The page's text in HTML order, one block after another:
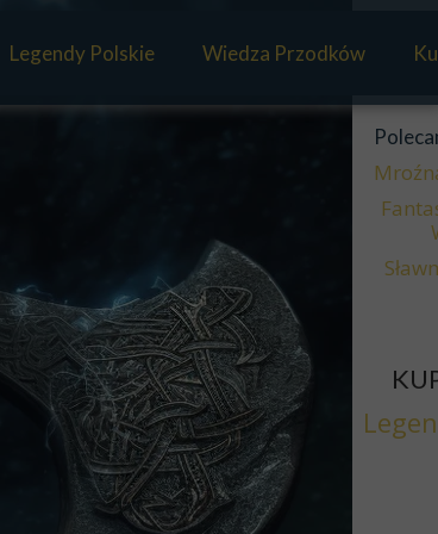
Legendy Polskie
Wiedza Przodków
Mitologia Słowian